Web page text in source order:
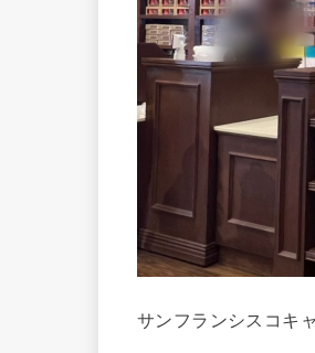
サンフランシスコキ